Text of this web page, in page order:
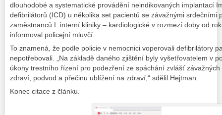
dlouhodobé a systematické provádění neindikovaných implantací
defibrilátorů (ICD) u několika set pacientů se závažnými srdečními
zaměstnanců I. interní kliniky – kardiologické v rozmezí doby od
informoval policejní mluvčí.
To znamená, že podle policie v nemocnici voperovali defibrilátory
nepotřebovali. „Na základě daného zjištění byly vyšetřovatelem v
úkony trestního řízení pro podezření ze spáchání zvlášť
zdraví, podvod a přečinu ublížení na zdraví,“ sdělil Hejtman.
Konec citace z článku.